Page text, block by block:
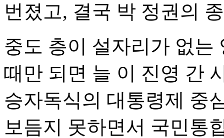
번졌고, 결국 박 정권의
중도 층이 설자리가 없는
때만 되면 늘 이 진영 간
승자독식의 대통령제 중
보듬지 못하면서 국민통